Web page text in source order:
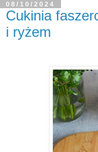
08/10/2024
Cukinia
i ryżem